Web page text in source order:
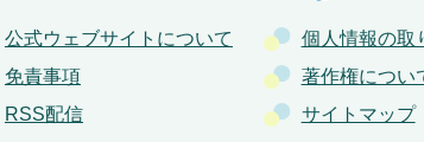
公式ウェブサイトについて
個人情報の取
免責事項
著作権につい
RSS配信
サイトマップ